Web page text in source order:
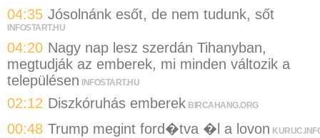
04:35 Jósolnánk esőt, de nem tudunk, sőt
INFOSTART.HU
04:20 Nagy nap lesz szerdán Tihanyban,
megtudják az emberek, mi minden változik a
településen INFOSTART.HU
02:12 Diszkóruhás emberek BIRCAHANG.ORG
00:48 Trump megint ford�tva �l a lovon